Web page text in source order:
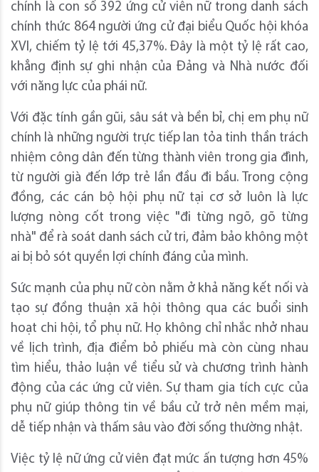
chính là con số 392 ứng cử viên nữ trong danh sách
chính thức 864 người ứng cử đại biểu Quốc hội khóa
XVI, chiếm tỷ lệ tới 45,37%. Đây là một tỷ lệ rất cao,
khẳng định sự ghi nhận của Đảng và Nhà nước đối
với năng lực của phái nữ.
Với đặc tính gần gũi, sâu sát và bền bỉ, chị em phụ nữ
chính là những người trực tiếp lan tỏa tinh thần trách
nhiệm công dân đến từng thành viên trong gia đình,
từ người già đến lớp trẻ lần đầu đi bầu. Trong cộng
đồng, các cán bộ hội phụ nữ tại cơ sở luôn là lực
lượng nòng cốt trong việc "đi từng ngõ, gõ từng
nhà" để rà soát danh sách cử tri, đảm bảo không một
ai bị bỏ sót quyền lợi chính đáng của mình.
Sức mạnh của phụ nữ còn nằm ở khả năng kết nối và
tạo sự đồng thuận xã hội thông qua các buổi sinh
hoạt chi hội, tổ phụ nữ. Họ không chỉ nhắc nhở nhau
về lịch trình, địa điểm bỏ phiếu mà còn cùng nhau
tìm hiểu, thảo luận về tiểu sử và chương trình hành
động của các ứng cử viên. Sự tham gia tích cực của
phụ nữ giúp thông tin về bầu cử trở nên mềm mại,
dễ tiếp nhận và thấm sâu vào đời sống thường nhật.
Việc tỷ lệ nữ ứng cử viên đạt mức ấn tượng hơn 45%